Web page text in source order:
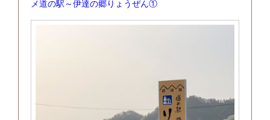
メ道の駅～伊達の郷りょうぜん①